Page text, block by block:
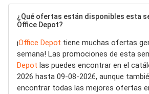
¿Qué ofertas están disponibles esta
Office Depot?
¡Office Depot tiene muchas ofertas
semana! Las promociones de esta
Depot las puedes encontrar en el
2026 hasta 09-08-2026, aunque
encontrar todas las mejores ofertas